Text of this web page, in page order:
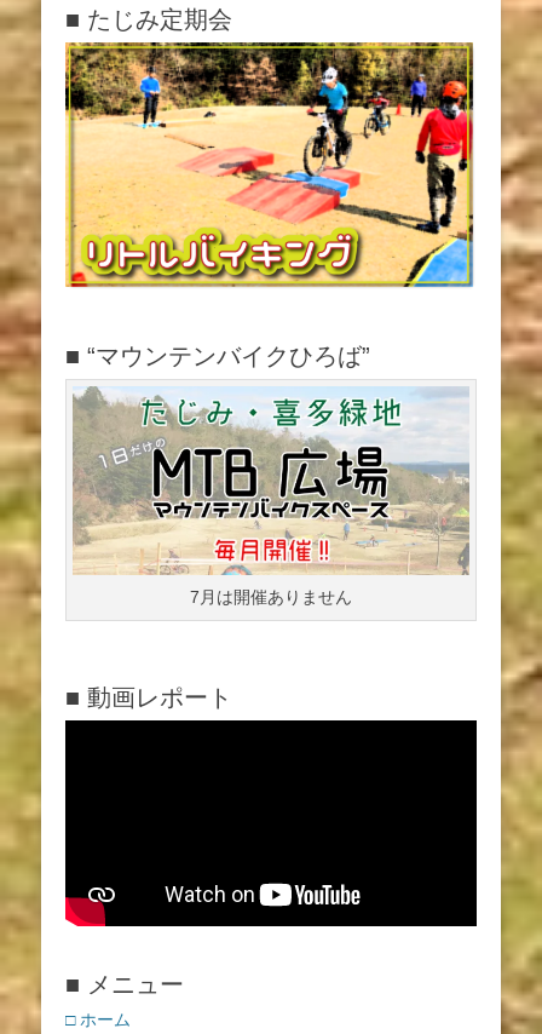
ナ
ビ
ゲ
ー
シ
ン
■ たじみ定期会
■ “マウンテンバイクひろば”
7月は開催ありません
■ 動画レポート
■ メニュー
□ ホーム